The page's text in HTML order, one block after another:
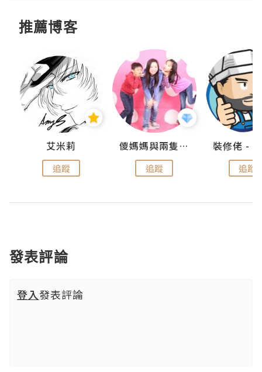
推薦博客
艾米莉
追蹤
儍媽媽與兩隻小魔怪之家
追蹤 追蹤
發表評論
登入發表評論